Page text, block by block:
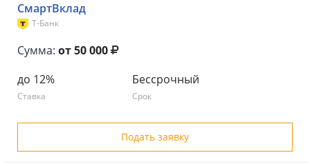
СмартВклад
Т-Банк
Сумма: от 50 000
до 12%
Ставка
Бессрочный
Срок
Подать заявку